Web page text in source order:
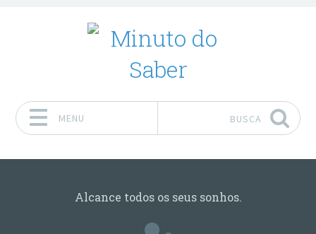
MENU BUSCA
Alcance todos os seus sonhos.